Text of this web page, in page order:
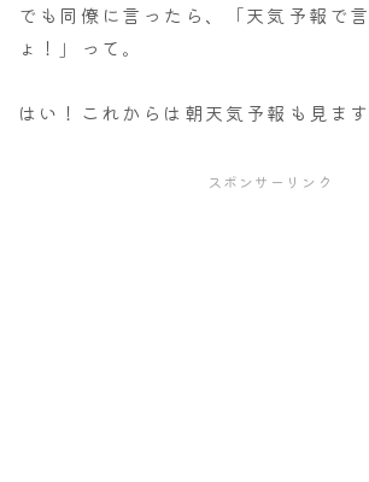
でも同僚に言ったら、「天気予報で
ょ！」って。
はい！これからは朝天気予報も見ます
スポンサーリンク